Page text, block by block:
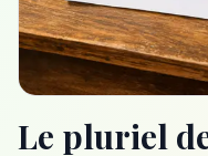
Le pluriel